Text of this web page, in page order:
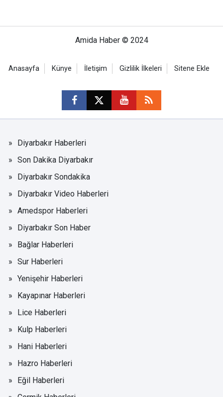
Amida Haber © 2024
Anasayfa Künye İletişim Gizlilik İlkeleri Sitene Ekle
Diyarbakır Haberleri
Son Dakika Diyarbakır
Diyarbakır Sondakika
Diyarbakır Video Haberleri
Amedspor Haberleri
Diyarbakır Son Haber
Bağlar Haberleri
Sur Haberleri
Yenişehir Haberleri
Kayapınar Haberleri
Lice Haberleri
Kulp Haberleri
Hani Haberleri
Hazro Haberleri
Eğil Haberleri